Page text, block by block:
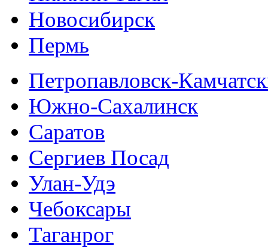
Новосибирск
Пермь
Петропавловск-
Южно-Сахалинск
Саратов
Сергиев Посад
Улан-Удэ
Чебоксары
Таганрог